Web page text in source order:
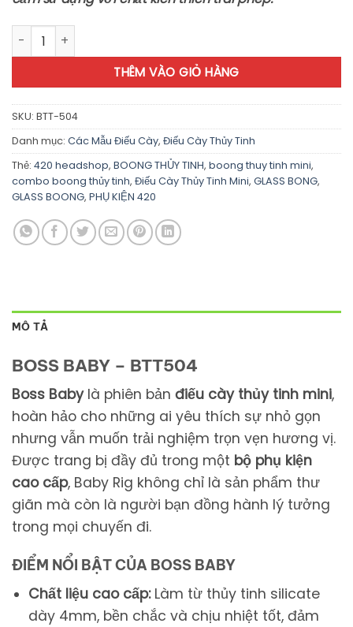
Boss Baby - BTT504 số lượng
THÊM VÀO GIỎ HÀNG
SKU: BTT-504
Danh mục: Các Mẫu Điếu Cày, Điếu Cày Thủy Tinh
Thẻ: 420 headshop, BOONG THỦY TINH, boong thuy tinh mini,
combo boong thủy tinh, Điếu Cày Thủy Tinh Mini, GLASS BONG,
GLASS BOONG, PHỤ KIỆN 420
MÔ TẢ
BOSS BABY – BTT504
Boss Babylà phiên bản điếu cày thủy tinh mini,
hoàn hảo cho những ai yêu thích sự nhỏ gọn
nhưng vẫn muốn trải nghiệm trọn vẹn hương vị.
Được trang bị đầy đủ trong một bộ phụ kiện
cao cấp, Baby Rig không chỉ là sản phẩm thư
giãn mà còn là người bạn đồng hành lý tưởng
trong mọi chuyến đi.
ĐIỂM NỔI BẬT CỦA BOSS BABY
Chất liệu cao cấp:Làm từ thủy tinh silicate
dày 4mm, bền chắc và chịu nhiệt tốt, đảm